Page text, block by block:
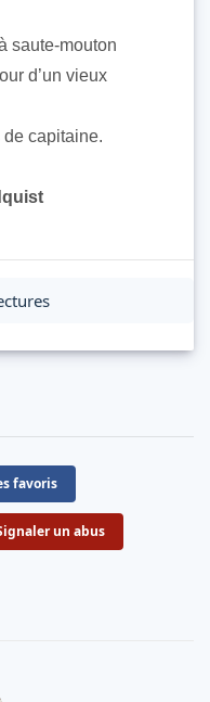
saute-mouton
d’un vieux
capitaine.
favoris
un abus